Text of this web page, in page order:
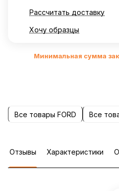
Рассчитать доставку
Хочу образцы
Минимальная сумма
Все товары FORD Все
Отзывы Характеристики